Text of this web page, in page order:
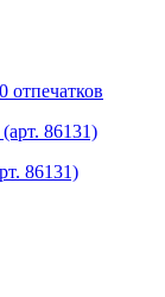
отпечатков
86131)